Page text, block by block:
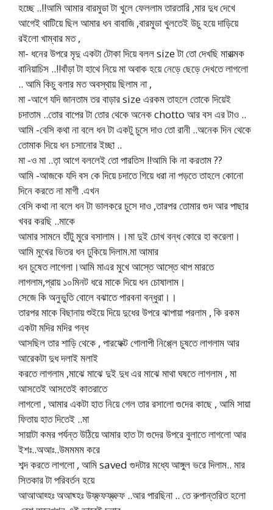
হচ্ছে ..!!আমি আমার বারমুডা টা খুলে ফেললাম তারতারি ,মার দুধ দেখে
আগেই থাটিয়ে ছিল আমার ধন বাবাজি ,বারমুডা খুলতেই উচু হয়ে দাড়িয়ে
রইলো খাম্বার মত ,
মা- ধনের উপরে মৃদু একটা টোকা দিয়ে বলল size টা তো দেখছি মারাত্মক
বানিয়াচিস ..!!বাঁড়া টা হাথে নিয়ে মা অবাক হয়ে নেড়ে ছেড়ে দেখতে লাগলো
.. আমি কিচু বলার মত অবস্থায় ছিলাম না ,
মা -আগে যদি জানতাম তর বাড়ার size এরকম তাহলে তোকে দিয়েই
চদাতাম ..তোর বাপের টা তোর থেকে অনেক chotto আর বস এর টাও ..
আমি -বেসি কথা না বলে ধন টা একটু চুসে দাও তো রানী ..অনেক দিন থেকে
তোমাক দিয়ে ধন চসানোর ইচ্ছা ..
মা -ও মা ..ত়া আগে বললেই তো পারতিস !!আমি কি না করতাম ??
আমি -আজকে যদি বস কে দিয়ে চদাতে গিয়ে ধরা না পড়তে তাহলে কোনো
দিনে করতে না মাগী .এখন
বেসি কথা না বলে ধন টা ভালকরে চুসে দাও ,তারপর তোমার গুদ আর পাছার
খবর করছি ..মাকে
আমার সামনে হাঁটু মুরে বসালাম।।মা দুই চোখ বন্ধ কোরে হা করেলা।
আমি মুখের ভিতর ধন ঢুকিয়ে দিলাম.মা আমার
ধন চুষেত লাগেলা।আমি মাএর মুখে আস্তে আস্তে থাপ মারতে
লাগলাম,প্রায় ১০মিনট ধরে মাকে দিয়ে ধন চোষালাম।
সেজে কি অনুভুতি বোলে বঝাতে পারবনা বন্ধুরা।।
তারপর মাকে বিছানায় শুইয়ে দিয়ে দুধের উপরে ঝাপায়া পরলাম , কি রকম
একটা মদির মদির গন্ধ
আসছিল তার শাড়ি থেকে , পারফেক্ট গোলাপী নিপ্প্লে চুষতে লাগলাম আর
আরেকটা দুধ দলাই মলাই
করতে লাগলাম ,মাঝে মাঝে দুই দুধ এর মাঝে মাথা ঘষতে লাগলাম , মা
আসতেই আসতেই কাতরাতে
লাগলো , আমার একটা হাত নিয়ে গেল তার রসালো গুদের কাছে , আমি সায়া
ফিতায় হাত দিতেই ..মা
সায়াটা কমর পর্যন্ত উঠিয়ে আমার হাত টা গুদের উপরে বুলাতে লাগলো আর
ইশঃ..অআঃ..উমমমম করে
শব্দ করতে লাগলো , আমি saved গুদটার মধ্যে আঙ্গুল ভরে দিলাম.. মার
সিতকার টা পরিবর্তন হয়ে
আআআহ্হঃ অআছ্হঃ উফ্ফ্ফফ্ফ্ফ্ফ ..আর পারছিনা .. তে রুপান্তরিত হলো